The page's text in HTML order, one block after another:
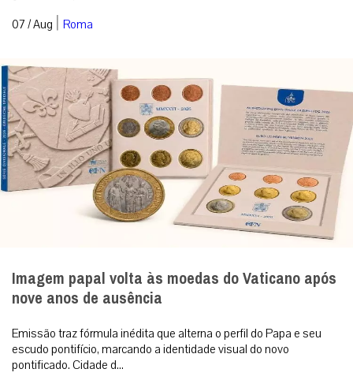
07 / Aug | Roma
Imagem papal volta às moedas do Vaticano após
nove anos de ausência
Emissão traz fórmula inédita que alterna o perfil do Papa e seu
escudo pontifício, marcando a identidade visual do novo
pontificado. Cidade d...